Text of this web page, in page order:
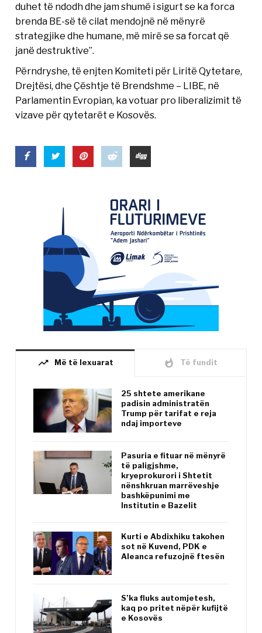
duhet të ndodh dhe jam shumë i sigurt se ka forca
brenda BE-së të cilat mendojnë në mënyrë
strategjike dhe humane, më mirë se sa forcat që
janë destruktive”.
Përndryshe, të enjten Komiteti për Liritë Qytetare,
Drejtësi, dhe Çështje të Brendshme – LIBE, në
Parlamentin Evropian, ka votuar pro liberalizimit të
vizave për qytetarët e Kosovës.
trending_up Më të lexuarat whatshot Të fundit
25 shtete amerikane
padisin administratën
Trump për tarifat e reja
ndaj importeve
Pasuria e fituar në mënyrë
të paligjshme,
kryeprokurori i Shtetit
nënshkruan marrëveshje
bashkëpunimi me
Institutin e Bazelit
Kurti e Abdixhiku takohen
sot në Kuvend, PDK e
Aleanca refuzojnë ftesën
S’ka fluks automjetesh,
kaq po pritet nëpër kufijtë
e Kosovës